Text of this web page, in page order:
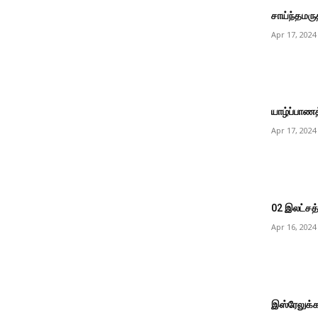
Apr 17, 2024
Apr 17, 2024
02
Apr 16, 2024